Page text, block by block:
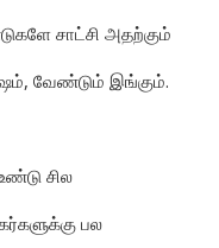
சாட்சி அதற்கும்
வேண்டும் இங்கும்.
சில
பல